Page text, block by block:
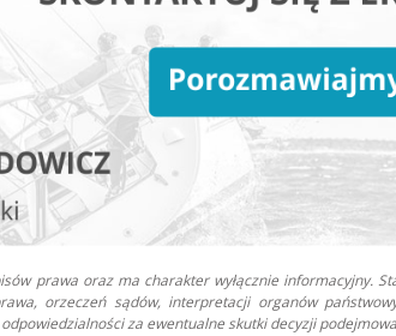
prawa oraz ma charakter wyłącznie informacyjny.
orzeczeń sądów, interpretacji organów
za ewentualne skutki decyzji